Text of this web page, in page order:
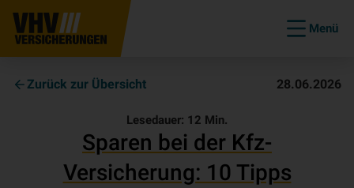
Menü
Zurück zur Übersicht 28.06.2026
Lesedauer: 12 Min.
Sparen bei der Kfz-
Versicherung: 10 Tipps